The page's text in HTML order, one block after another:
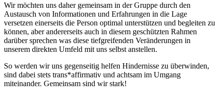
Wir möchten uns daher gemeinsam in der Gruppe durch den
Austausch von Informationen und Erfahrungen in die Lage
versetzen einerseits die Person optimal unterstützen und begleiten zu
können, aber andererseits auch in diesem geschützten Rahmen
darüber sprechen was diese tiefgreifenden Veränderungen in
unserem direkten Umfeld mit uns selbst anstellen.
So werden wir uns gegenseitig helfen Hindernisse zu überwinden,
sind dabei stets trans*affirmativ und achtsam im Umgang
miteinander. Gemeinsam sind wir stark!